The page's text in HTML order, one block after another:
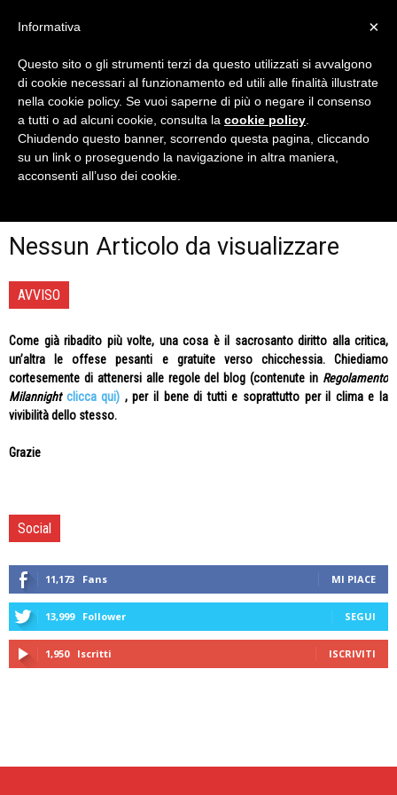
Home Premio Teomondo Scrofalo 2018/19
2018/19
Tutto quanto occorre saper per votare la frase che ci ha
regalato la miglior risata della stagione 2018/19, solo su
Milan Night!
Nessun Articolo da visualizzare
AVVISO
Come già ribadito più volte, una cosa è il sacrosanto diritto alla critica,
un’altra le offese pesanti e gratuite verso chicchessia. Chiediamo
cortesemente di attenersi alle regole del blog (contenute in Regolamento
Milannight clicca qui) , per il bene di tutti e soprattutto per il clima e la
vivibilità dello stesso.
Grazie
Social
11,173 Fans MI PIACE
13,999 Follower SEGUI
1,950 Iscritti ISCRIVITI
×
Informativa
Questo sito o gli strumenti terzi da questo utilizzati si avvalgono
di cookie necessari al funzionamento ed utili alle finalità illustrate
nella cookie policy. Se vuoi saperne di più o negare il consenso
a tutti o ad alcuni cookie, consulta la cookie policy
Chiudendo questo banner, scorrendo questa pagina, cliccando
su un link o proseguendo la navigazione in altra maniera,
acconsenti all’uso dei cookie.